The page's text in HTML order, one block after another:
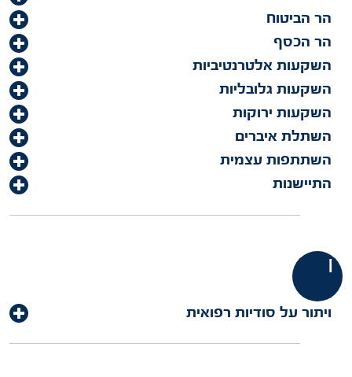
הר הביטוח
הר הכסף
השקעות אלטרנטיביות
השקעות גלובליות
השקעות ירוקות
השתלת איברים
השתתפות עצמית
התיישנות
ו
ויתור על סודיות רפואית